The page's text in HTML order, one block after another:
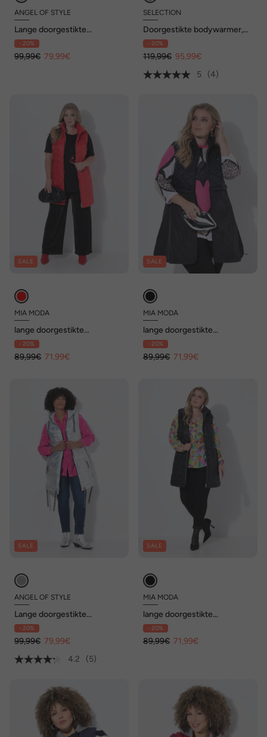
ANGEL OF STYLE
Lange doorgestikte
bodywarmer, Regular Fit,
luipaard-sierbandjes
- 20%
99,99€ 79,99€
SELECTION
Doorgestikte bodywarmer,
opstaande kraag, cup
mouwen, zijdelingse
drukknopen
- 20%
119,99€ 95,99€
5
(4)
SALE
MIA MODA
lange doorgestikte
bodywarmer, gebloemd
doorgestikt motief,
capuchon, 2-weg rits
- 20%
89,99€ 71,99€
SALE
MIA MODA
lange doorgestikte
bodywarmer, doorgestikte
en geweven stof, 2-weg rits
- 20%
89,99€ 71,99€
SALE
ANGEL OF STYLE
Lange doorgestikte
bodywarmer, A-lijn,
capuchon
- 20%
99,99€ 79,99€
4.2
(5)
SALE
MIA MODA
lange doorgestikte
bodywarmer, gebloemd
doorgestikt motief,
capuchon, 2-weg rits
- 20%
89,99€ 71,99€